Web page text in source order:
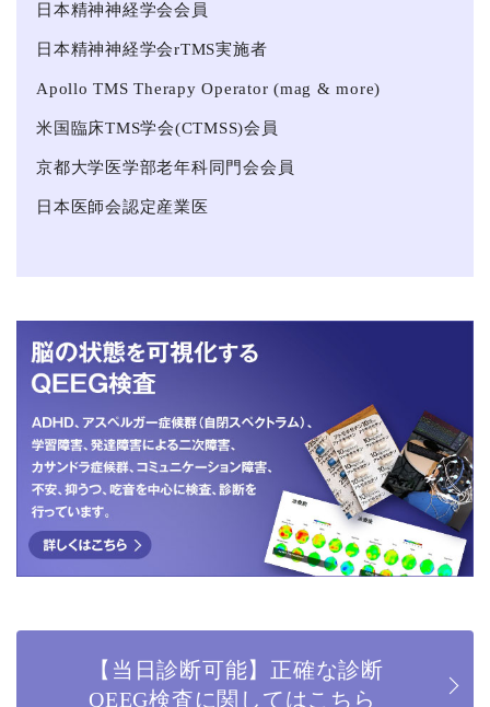
日本精神神経学会会員
日本精神神経学会rTMS実施者
Apollo TMS Therapy Operator (mag & more)
米国臨床TMS学会(CTMSS)会員
京都大学医学部老年科同門会会員
日本医師会認定産業医
【当日診断可能】正確な診断
QEEG検査に関してはこちら